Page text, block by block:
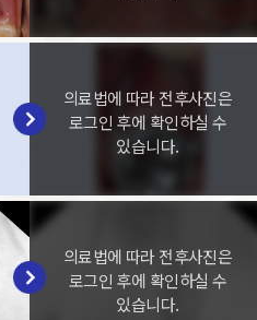
의료법에 따라 전후사진은
로그인 후에 확인하실 수
있습니다.
의료법에 따라 전후사진은
로그인 후에 확인하실 수
있습니다.